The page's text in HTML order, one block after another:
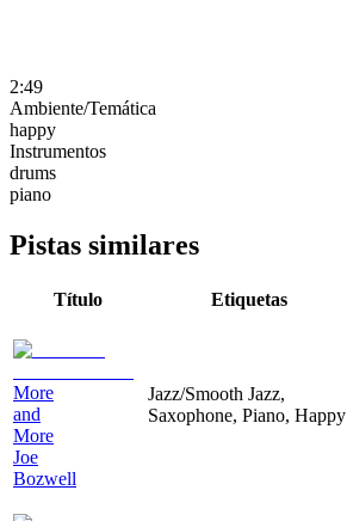
2:49
Ambiente/Temática
happy
Instrumentos
drums
piano
Pistas similares
Título Etiquetas
More
and
More
Joe
Bozwell
Jazz/Smooth Jazz,
Saxophone, Piano, Happy